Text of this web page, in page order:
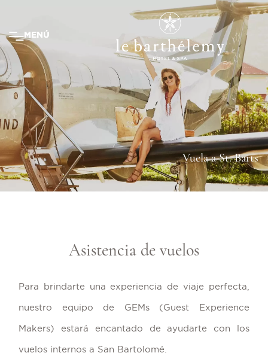
MENÚ
MENÚ
Vuela a St. Barts
Asistencia de vuelos
Para brindarte una experiencia de viaje perfecta,
nuestro equipo de GEMs (Guest Experience
Makers) estará encantado de ayudarte con los
vuelos internos a San Bartolomé.